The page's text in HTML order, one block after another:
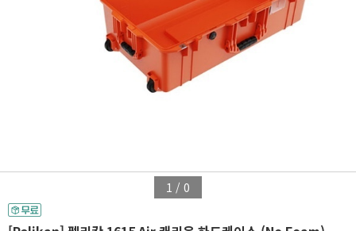
1 / 0